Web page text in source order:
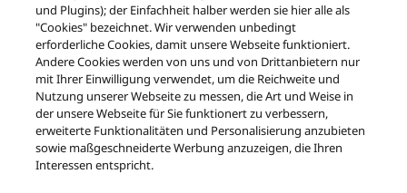
Download Ecodesign information
und Plugins); der Einfachheit halber werden sie hier alle als
"Cookies" bezeichnet. Wir verwenden unbedingt
erforderliche Cookies, damit unsere Webseite funktioniert.
Andere Cookies werden von uns und von Drittanbietern nur
mit Ihrer Einwilligung verwendet, um die Reichweite und
Nutzung unserer Webseite zu messen, die Art und Weise in
der unsere Webseite für Sie funktionert zu verbessern,
erweiterte Funktionalitäten und Personalisierung anzubieten
sowie maßgeschneiderte Werbung anzuzeigen, die Ihren
Interessen entspricht.